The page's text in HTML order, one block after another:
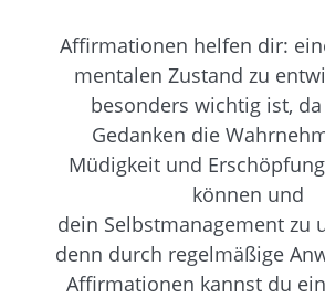
Affirmationen helfen dir:
mentalen Zustand zu
besonders wichtig ist,
Gedanken die
Müdigkeit und
können und
dein Selbstmanagement zu
denn durch regelmäßige
Affirmationen kannst du